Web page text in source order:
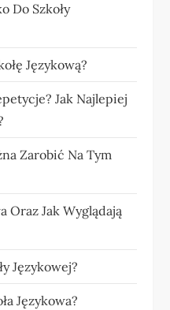
Do Szkoły
Językową?
Jak Najlepiej
Zarobić Na Tym
Oraz Jak Wyglądają
Językowej?
Językowa?